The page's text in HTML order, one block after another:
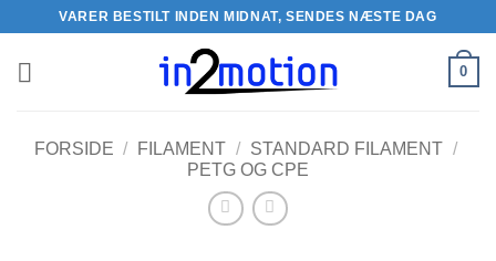
indhold
VARER BESTILT INDEN MIDNAT, SENDES NÆSTE DAG
0
FORSIDE / FILAMENT / STANDARD FILAMENT /
PETG OG CPE